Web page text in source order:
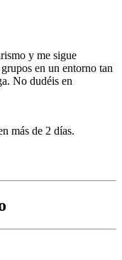
y me sigue
en un entorno tan
No dudéis en
más de 2 días.